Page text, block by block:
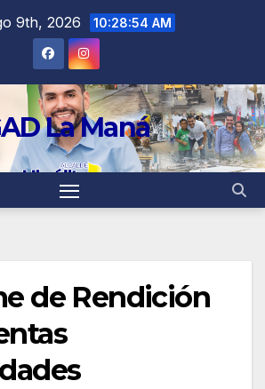
9th, 2026 10:28:55 AM
La Maná
de Rendición